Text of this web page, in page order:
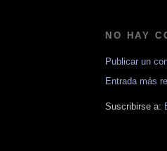
NO HAY
Publicar un
Entrada más
Suscribirse a: